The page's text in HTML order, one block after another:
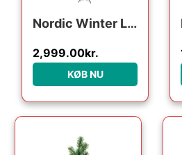
Nordic Winter Lifa kunstigt juletræ med lys, 210 x 142 cm
2,999.00kr.
KØB NU